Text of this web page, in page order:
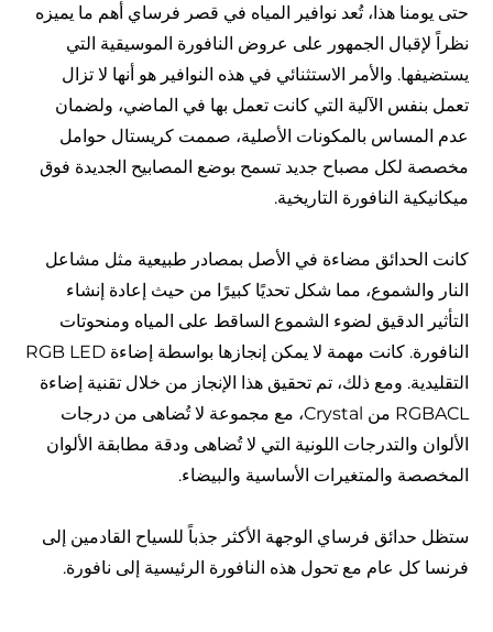
حتى يومنا هذا، تُعد نوافير المياه في قصر فرساي أهم ما يميزه
نظراً لإقبال الجمهور على عروض النافورة الموسيقية التي
يستضيفها. والأمر الاستثنائي في هذه النوافير هو أنها لا تزال
تعمل بنفس الآلية التي كانت تعمل بها في الماضي، ولضمان
عدم المساس بالمكونات الأصلية، صممت كريستال حوامل
مخصصة لكل مصباح جديد تسمح بوضع المصابيح الجديدة فوق
ميكانيكية النافورة التاريخية.
كانت الحدائق مضاءة في الأصل بمصادر طبيعية مثل مشاعل
النار والشموع، مما شكل تحديًا كبيرًا من حيث إعادة إنشاء
التأثير الدقيق لضوء الشموع الساقط على المياه ومنحوتات
النافورة. كانت مهمة لا يمكن إنجازها بواسطة إضاءة RGB LED
التقليدية. ومع ذلك، تم تحقيق هذا الإنجاز من خلال تقنية إضاءة
RGBACL من Crystal، مع مجموعة لا تُضاهى من درجات
الألوان والتدرجات اللونية التي لا تُضاهى ودقة مطابقة الألوان
المخصصة والمتغيرات الأساسية والبيضاء.
ستظل حدائق فرساي الوجهة الأكثر جذباً للسياح القادمين إلى
فرنسا كل عام مع تحول هذه النافورة الرئيسية إلى نافورة.